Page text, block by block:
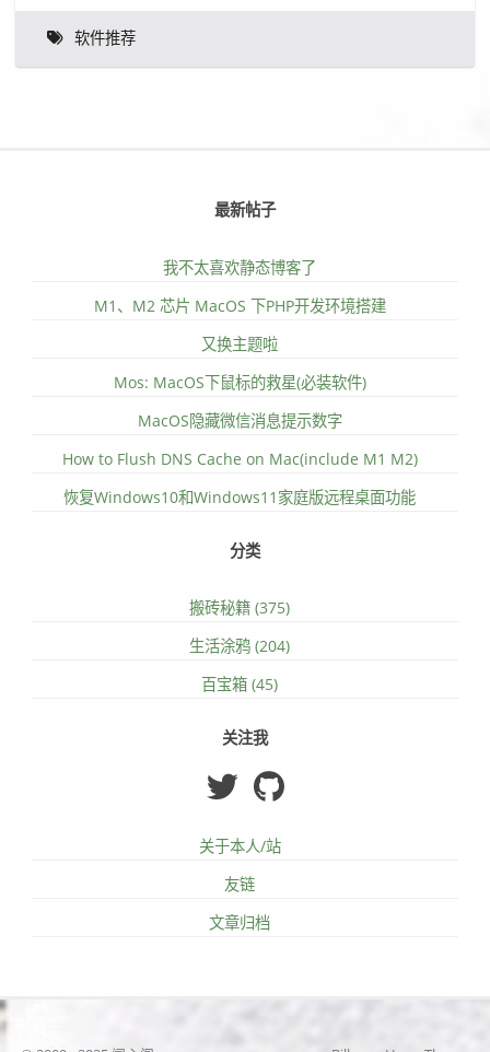
软件推荐
最新帖子
我不太喜欢静态博客了
M1、M2 芯片 MacOS 下PHP开发环境搭建
又换主题啦
Mos: MacOS下鼠标的救星(必装软件)
MacOS隐藏微信消息提示数字
How to Flush DNS Cache on Mac(include M1 M2)
恢复Windows10和Windows11家庭版远程桌面功能
分类
搬砖秘籍 (375)
生活涂鸦 (204)
百宝箱 (45)
关注我
关于本人/站
友链
文章归档